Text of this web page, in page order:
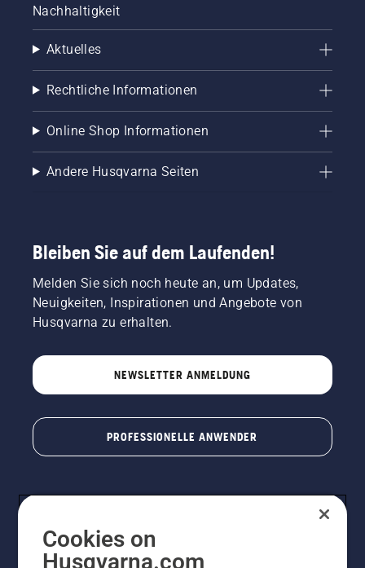
Nachhaltigkeit
Aktuelles
Rechtliche Informationen
Online Shop Informationen
Andere Husqvarna Seiten
Bleiben Sie auf dem Laufenden!
Melden Sie sich noch heute an, um Updates,
Neuigkeiten, Inspirationen und Angebote von
Husqvarna zu erhalten.
NEWSLETTER ANMELDUNG
PROFESSIONELLE ANWENDER
Cookies on
Husqvarna.com